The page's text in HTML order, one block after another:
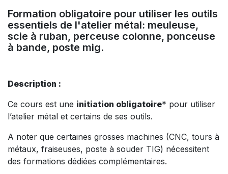
Formation obligatoire pour utiliser les outils
essentiels de l'atelier métal: meuleuse,
scie à ruban, perceuse colonne, ponceuse
à bande, poste mig.
Description :
Ce cours est une initiation obligatoire* pour utiliser
l’atelier métal et certains de ses outils.
A noter que certaines grosses machines (CNC, tours à
métaux, fraiseuses, poste à souder TIG) nécessitent
des formations dédiées complémentaires.